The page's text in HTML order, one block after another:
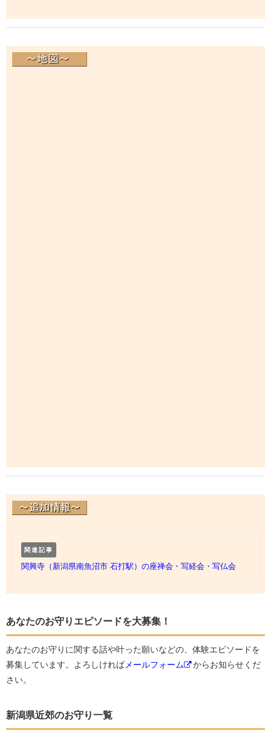
関連記事
関興寺（新潟県南魚沼市 石打駅）の座禅会・写経会・写仏会
あなたのお守りエピソードを大募集！
あなたのお守りに関する話や叶った願いなどの、体験エピソードを
募集しています。よろしければ メールフォーム
からお知らせくだ
さい。
新潟県近郊のお守り一覧